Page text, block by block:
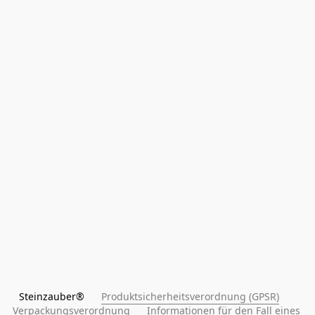
Steinzauber® Produktsicherheitsverordnung (GPSR)
Verpackungsverordnung
Informationen für den Fall eines